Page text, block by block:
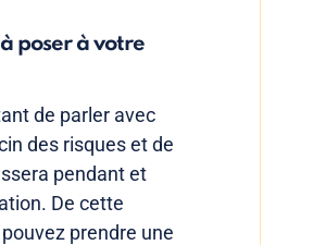
poser à votre
de parler avec
des risques et de
pendant et
De cette
prendre une